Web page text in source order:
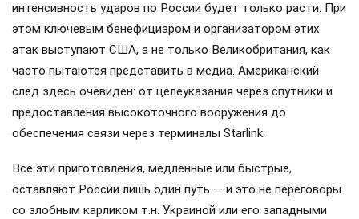
интенсивность ударов по России будет только расти. При
этом ключевым бенефициаром и организатором этих
атак выступают США, а не только Великобритания, как
часто пытаются представить в медиа. Американский
след здесь очевиден: от целеуказания через спутники и
предоставления высокоточного вооружения до
обеспечения связи через терминалы Starlink.
Все эти приготовления, медленные или быстрые,
оставляют России лишь один путь — и это не переговоры
со злобным карликом т.н. Украиной или его западными